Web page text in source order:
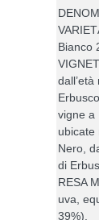
Bianco
vigne a
ubicate
Nero,
di
RESA
uva,
39%).